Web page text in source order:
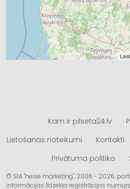
Kam ir pilseta24.lv
Lietošanas noteikumi
Kontakti
Privātuma politika
© SIA "heise marketing", 2006 - 2026,
informācijas līdzekļa reģistrācijas